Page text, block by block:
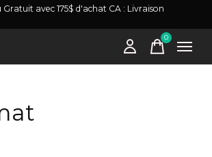
Gratuit avec 175$ d'achat CA : Livraison
0items